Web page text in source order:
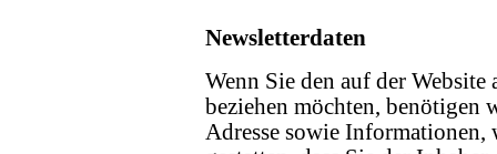
Newsletterdaten
Wenn Sie den auf der Website
beziehen möchten,
Adresse sowie